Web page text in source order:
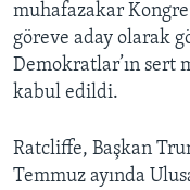
muhafazakar
göreve aday olarak
Demokratlar’ın sert
kabul edildi.
Ratcliffe, Başkan
Temmuz ayında